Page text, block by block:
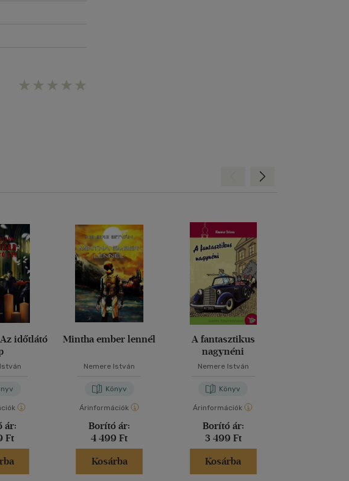
időtlátó
ár:
Ft
Mintha ember lennél
Nemere István
Könyv
Árinformációk
Borító ár:
4 499 Ft
Kosárba
A fantasztikus
nagynéni
Nemere István
Könyv
Árinformációk
Borító ár:
3 499 Ft
Kosárba
Előre